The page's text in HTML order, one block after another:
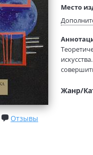
Отзывы
Место
Возраст:
Тип
Формат:
горением
Жанр/